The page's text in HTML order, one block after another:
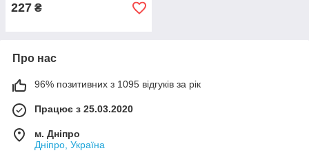
227 ₴
Про нас
96% позитивних з 1095 відгуків за рік
Працює з 25.03.2020
м. Дніпро
Дніпро, Україна